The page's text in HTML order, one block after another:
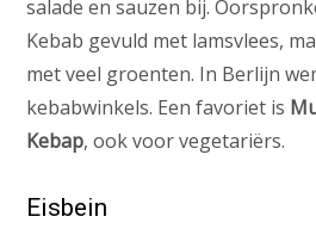
salade en sauzen bij.
Kebab gevuld met lamsvlees,
met veel groenten. In Berlijn
kebabwinkels. Een favoriet is
Kebap, ook voor vegetariërs.
Eisbein